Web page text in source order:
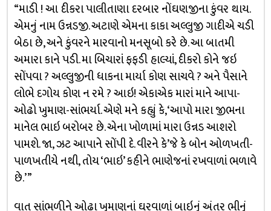
“માડી ! આ દીકરા પાલીતાણા દરબાર નોંઘણજીના કુંવર થાય.
એમનું નામ ઉન્નડજી. અટાણે એમના કાકા અલ્લુજી ગાદીએ ચડી
બેઠા છે, અને કુંવરને મારવાનો મનસૂબો કરે છે. આ બાતમી
અમારા કાને પડી. મા બિચારાં ફફડી હાલ્યાં, દીકરો કોને જઇ
સોંપવા ? અલ્લુજીની ધાકના માર્યા કોણ સાચવે ? અને પૈસાને
લોભે દગોય કોણ ન રમે ? આઇ! એકાએક મારાં માને આપા-
ઓઢો ખુમાણ-સાંભર્યા. એણે મને કહ્યું કે, ‘આપો મારા જીભના
માનેલ ભાઇ બરોબર છે. એના ખોળામાં મારા ઉન્નડ આશરો
પામશે. જા, ઝટ આપાને સોંપી દે. વીરને કે’જે કે બોન ઓળખતી-
પાળખતીયે નથી, તોય ‘ભાઇ’ કહીને ભાણેજનાં રખવાળાં ભળાવે
છે.’ ”
વાત સાંભળીને ઓઢા ખુમાણનાં ઘરવાળાં બાઇનું અંતર ભીનું